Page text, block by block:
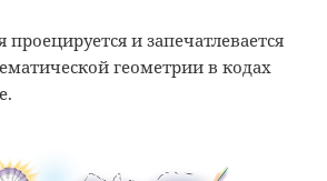
и запечатлевается
геометрии в кодах